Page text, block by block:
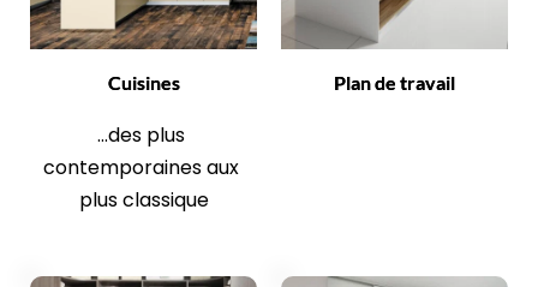
Cuisines
...des plus
contemporaines aux
plus classique
Plan de travail